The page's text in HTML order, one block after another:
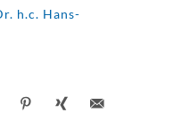
h.c. Hans-